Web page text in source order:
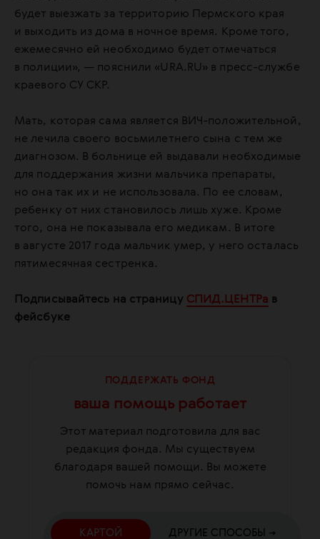
будет выезжать за территорию Пермского края
и выходить из дома в ночное время. Кроме того,
ежемесячно ей необходимо будет отмечаться
в полиции», — пояснили «URA.RU» в пресс-службе
краевого СУ СКР.
Мать, которая сама является ВИЧ-положительной,
не лечила своего восьмилетнего сына с тем же
диагнозом. В больнице ей выдавали необходимые
для поддержания жизни мальчика препараты,
но она так их и не использовала. По ее словам,
ребенку от них становилось лишь хуже. Кроме
того, она не показывала его медикам. В итоге
в августе 2017 года мальчик умер, у него осталась
пятимесячная сестренка.
Подписывайтесь на страницу СПИД.ЦЕНТРа в
фейсбуке
ПОДДЕРЖАТЬ ФОНД
ваша помощь работает
Этот материал подготовила для вас
редакция фонда. Мы существуем
благодаря вашей помощи. Вы можете
помочь нам прямо сейчас.
КАРТОЙ ДРУГИЕ СПОСОБЫ →